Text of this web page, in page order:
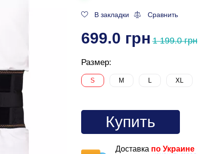
В закладки Сравнить
699.0 грн 1 199.0 грн
Размер:
S M L XL
Купить
Доставка по Украине